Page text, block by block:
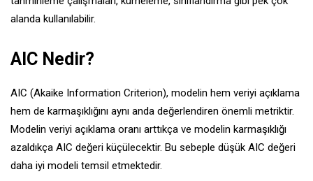
alanda kullanılabilir.
AIC Nedir?
AIC (Akaike Information Criterion), modelin hem veriyi açıklama
hem de karmaşıklığını aynı anda değerlendiren önemli metriktir.
Modelin veriyi açıklama oranı arttıkça ve modelin karmaşıklığı
azaldıkça AIC değeri küçülecektir. Bu sebeple düşük AIC değeri
daha iyi modeli temsil etmektedir.